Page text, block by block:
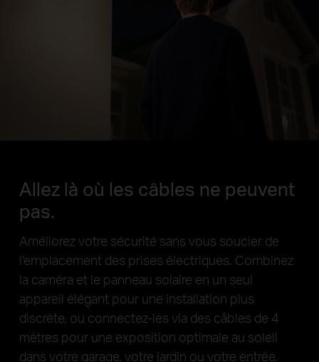
Allez là où les câbles ne peuvent
pas.
Améliorez votre sécurité sans vous soucier de
l'emplacement des prises électriques. Combinez
la caméra et le panneau solaire en un seul
appareil élégant pour une installation plus
discrète, ou connectez-les via des câbles de 4
mètres pour une exposition optimale au soleil
dans votre garage, votre jardin ou votre entrée.